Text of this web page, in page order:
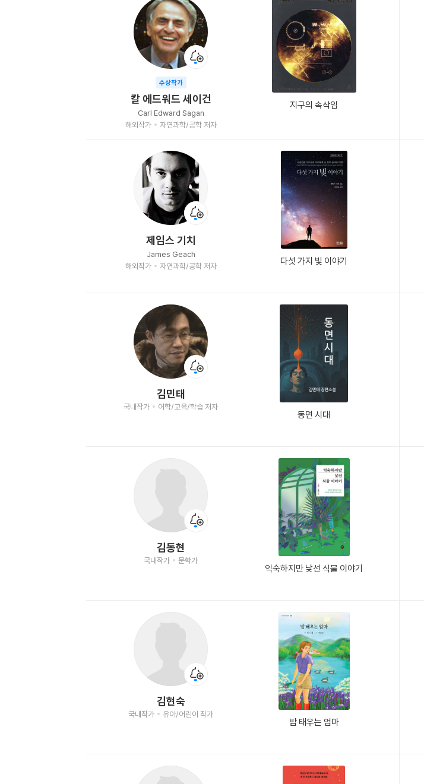
수상작가
칼 에드워드 세이건
Carl Edward Sagan
해외작가
자연과학/공학 저자
지구의 속삭임
제임스 기치
James Geach
해외작가
자연과학/공학 저자 다섯 가지 빛 이야기
김민태
국내작가 어학/교육/학습 저자
동면 시대
김동현
국내작가 문학가
익숙하지만 낯선 식물 이야기
김현숙
국내작가 유아/어린이 작가
밥 태우는 엄마